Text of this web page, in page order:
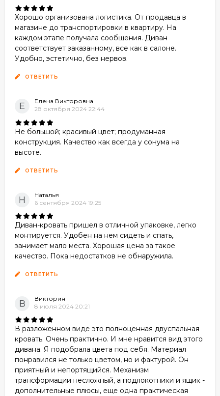
Хорошо организована логистика. От продавца в
магазине до транспортировки в квартиру. На
каждом этапе получала сообщения. Диван
соответствует заказанному, все как в салоне.
Удобно, эстетично, без нервов.
ОТВЕТИТЬ
Е
Елена Викторовна
28 октября 2024 22:44
Не большой; красивый цвет; продуманная
конструкция. Качество как всегда у сонума на
высоте.
ОТВЕТИТЬ
Н
Наталья
6 сентября 2024 19:25
Диван-кровать пришел в отличной упаковке, легко
монтируется. Удобен на нем сидеть и спать,
занимает мало места. Хорошая цена за такое
качество. Пока недостатков не обнаружила.
ОТВЕТИТЬ
В
Виктория
8 июля 2024 20:21
В разложенном виде это полноценная двуспальная
кровать. Очень практично. И мне нравится вид этого
дивана. Я подобрала цвета под себя. Материал
понравился не только цветом, но и фактурой. Он
приятный и непортящийся. Механизм
трансформации несложный, а подлокотники и ящик -
дополнительные плюсы, еще одна практическая